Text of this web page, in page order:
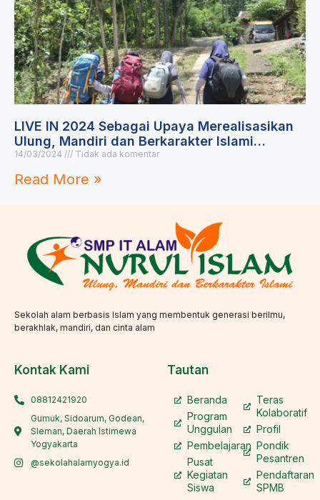
LIVE IN 2024 Sebagai Upaya Merealisasikan
Ulung, Mandiri dan Berkarakter Islami…
14/03/2024 Tidak ada komentar
Read More »
Sekolah alam berbasis Islam yang membentuk generasi berilmu,
berakhlak, mandiri, dan cinta alam
Kontak Kami
08812421920
Gumuk, Sidoarum, Godean,
Sleman, Daerah Istimewa
Yogyakarta
@sekolahalamyogya.id
Tautan
Beranda
Program
Unggulan
Pembelajaran
Pusat
Kegiatan
Siswa
Teras
Kolaboratif
Profil
Pondik
Pesantren
Pendaftaran
SPMB